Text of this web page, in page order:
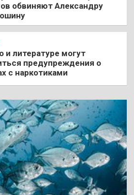
обвиняют Александру
и литературе могут
предупреждения о
с наркотиками